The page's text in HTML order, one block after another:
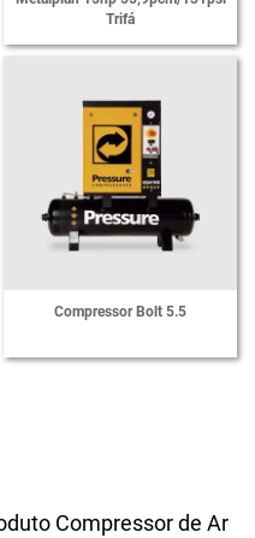
Trifá
Compressor Bolt 5.5
Compressor de Ar